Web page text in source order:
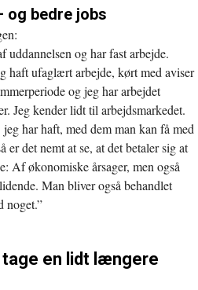
og bedre jobs
uddannelsen og har fast arbejde.
haft ufaglært arbejde, kørt med aviser
og jeg har arbejdet
Jeg kender lidt til arbejdsmarkedet.
har haft, med dem man kan få med
er det nemt at se, at det betaler sig at
Af økonomiske årsager, men også
Man bliver også behandlet
noget.”
en lidt længere